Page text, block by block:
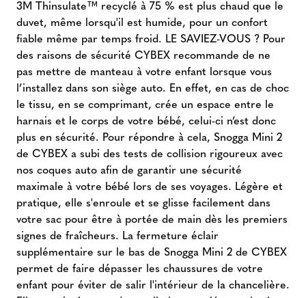
3M Thinsulate™ recyclé à 75 % est plus chaud que le
duvet, même lorsqu'il est humide, pour un confort
fiable même par temps froid. LE SAVIEZ-VOUS ? Pour
des raisons de sécurité CYBEX recommande de ne
pas mettre de manteau à votre enfant lorsque vous
l’installez dans son siège auto. En effet, en cas de choc
le tissu, en se comprimant, crée un espace entre le
harnais et le corps de votre bébé, celui-ci n’est donc
plus en sécurité. Pour répondre à cela, Snogga Mini 2
de CYBEX a subi des tests de collision rigoureux avec
nos coques auto afin de garantir une sécurité
maximale à votre bébé lors de ses voyages. Légère et
pratique, elle s'enroule et se glisse facilement dans
votre sac pour être à portée de main dès les premiers
signes de fraîcheurs. La fermeture éclair
supplémentaire sur le bas de Snogga Mini 2 de CYBEX
permet de faire dépasser les chaussures de votre
enfant pour éviter de salir l'intérieur de la chancelière.